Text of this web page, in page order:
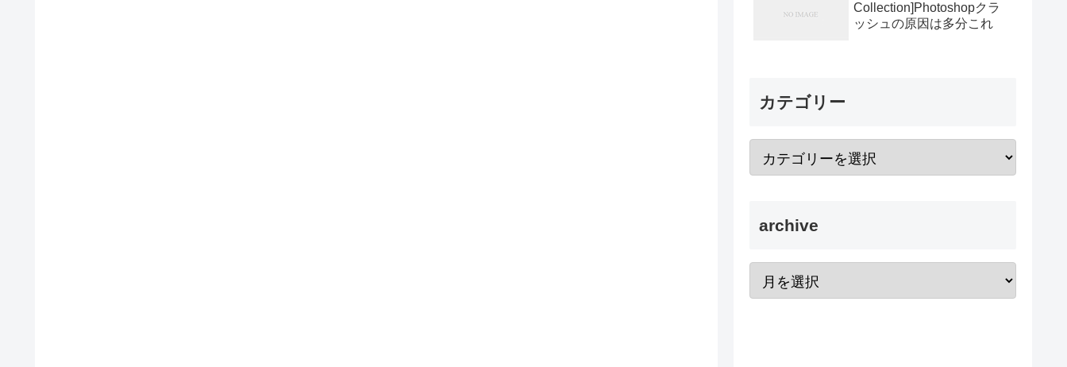
Collection]Photoshopクラ
ッシュの原因は多分これ
カテゴリー
archive